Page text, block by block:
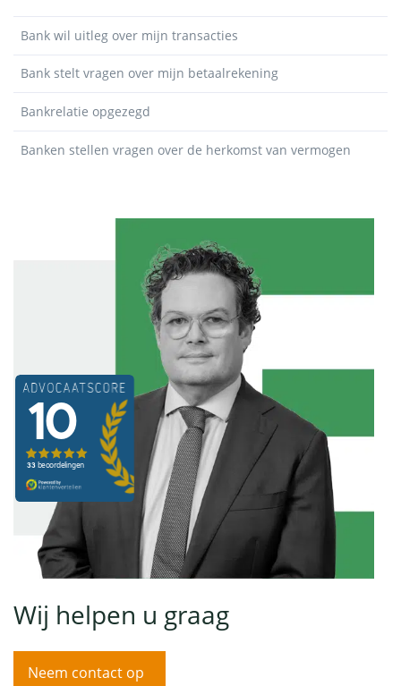
Bank wil uitleg over mijn transacties
Bank stelt vragen over mijn betaalrekening
Bankrelatie opgezegd
Banken stellen vragen over de herkomst van vermogen
Wij helpen u graag
Neem contact op